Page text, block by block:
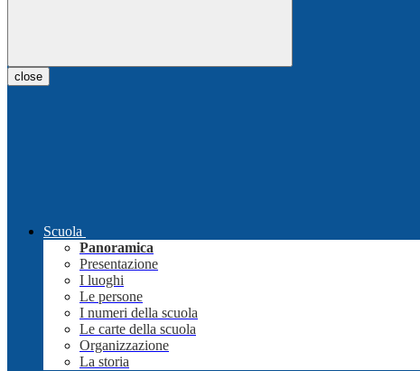
close
Scuola
Panoramica
Presentazione
I luoghi
Le persone
I numeri della scuola
Le carte della scuola
Organizzazione
La storia